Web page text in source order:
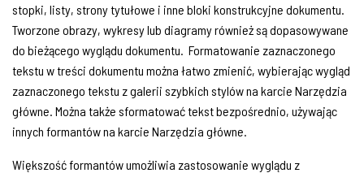
stopki, listy, strony tytułowe i inne bloki konstrukcyjne dokumentu.
Tworzone obrazy, wykresy lub diagramy również są dopasowywane
do bieżącego wyglądu dokumentu. Formatowanie zaznaczonego
tekstu w treści dokumentu można łatwo zmienić, wybierając wygląd
zaznaczonego tekstu z galerii szybkich stylów na karcie Narzędzia
główne. Można także sformatować tekst bezpośrednio, używając
innych formantów na karcie Narzędzia główne.
Większość formantów umożliwia zastosowanie wyglądu z